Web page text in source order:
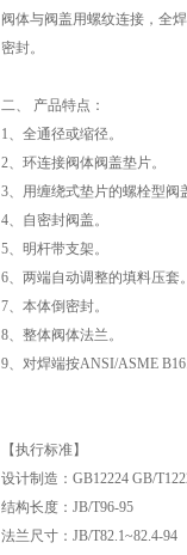
阀体与阀盖用螺纹连接，全
密封。
二、 产品特点：
1、全通径或缩径。
2、环连接阀体阀盖垫片。
3、用缠绕式垫片的螺栓型阀
4、自密封阀盖。
5、明杆带支架。
6、两端自动调整的填料压套
7、本体倒密封。
8、整体阀体法兰。
9、对焊端按ANSI/ASME
【执行标准】
设计制造：GB12224 GB/
结构长度：JB/T96-95
法兰尺寸：JB/T82.1~82.4-94